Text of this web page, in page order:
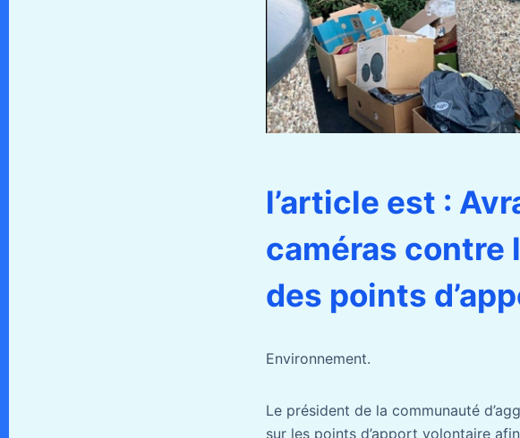
l’article est :
caméras contre
des points
Environnement.
Le président de la communauté
sur les points d’apport volontaire